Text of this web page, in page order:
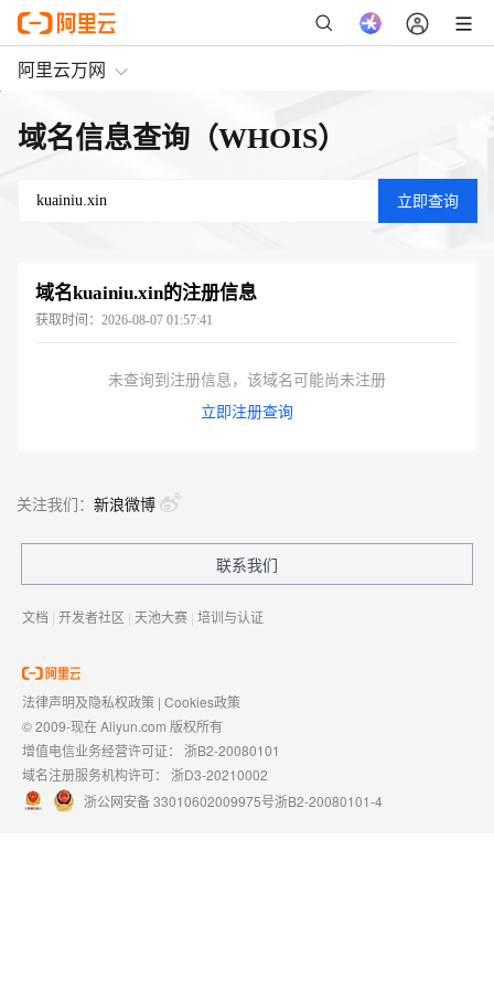
阿里云万网
域名信息查询（WHOIS）
域名kuainiu.xin的注册信息
获取时间： 2026-08-07 01:57:41
未查询到注册信息，该域名可能尚未注册
立即注册查询
关注我们： 新浪微博
联系我们
文档 | 开发者社区 | 天池大赛 | 培训与认证
法律声明及隐私权政策 | Cookies政策
© 2009-现在 Aliyun.com 版权所有
增值电信业务经营许可证： 浙B2-20080101
域名注册服务机构许可： 浙D3-20210002
浙公网安备 33010602009975号浙B2-20080101-4